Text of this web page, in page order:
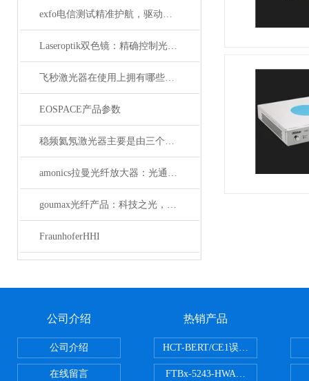
exfo电信测试精准护航，驱动通信网络高质量发展
Laseroptik双色镜：精确控制光的波长与功率
飞秒激光器在使用上拥有哪些特点？
EOSPACE产品参数
稳频氦氖激光器主要是由三个部分组成
amonics拉曼光纤放大器：光通信领域的新星
goumax光纤产品：科技之光，照亮光通信未来
FraunhoferHHI
公司介绍
公司介绍
在线留言
热销产品
HCT-BERT/CE1误码测试仪
FTBx-5243-HWA光谱分析仪